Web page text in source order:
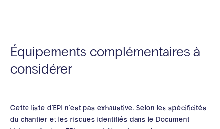
Équipements complémentaires à
considérer
Cette liste d’EPI n’est pas exhaustive. Selon les spécificités
du chantier et les risques identifiés dans le Document